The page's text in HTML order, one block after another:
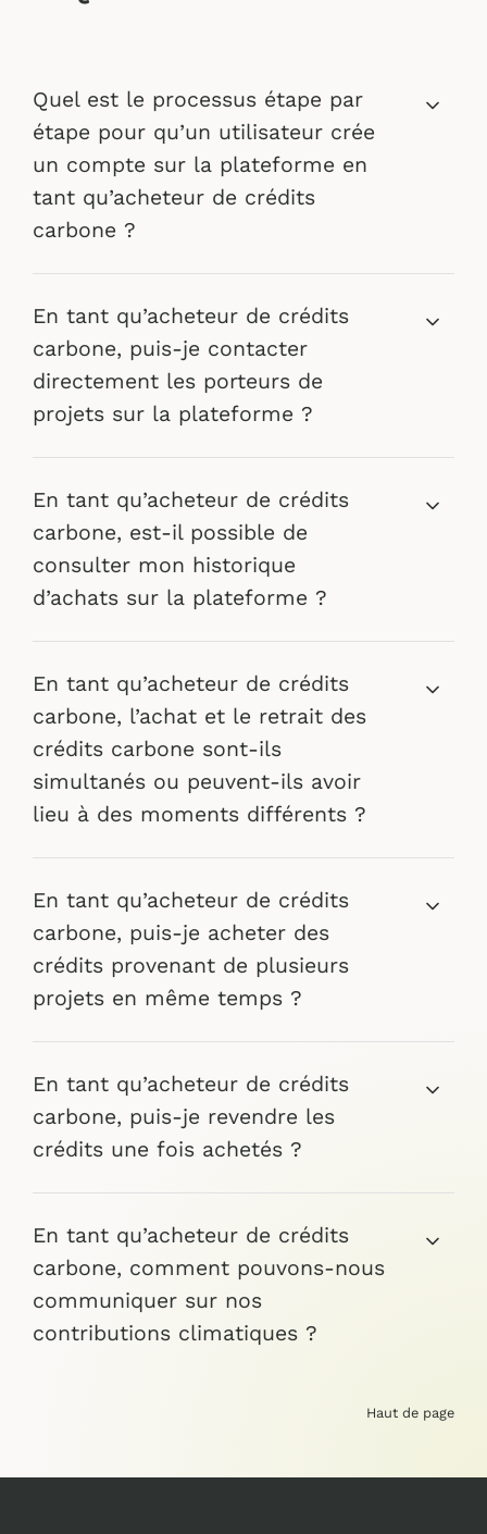
Quel est le processus étape par
étape pour qu’un utilisateur crée
un compte sur la plateforme en
tant qu’acheteur de crédits
carbone ?
En tant qu’acheteur de crédits
carbone, puis-je contacter
directement les porteurs de
projets sur la plateforme ?
En tant qu’acheteur de crédits
carbone, est-il possible de
consulter mon historique
d’achats sur la plateforme ?
En tant qu’acheteur de crédits
carbone, l’achat et le retrait des
crédits carbone sont-ils
simultanés ou peuvent-ils avoir
lieu à des moments différents ?
En tant qu’acheteur de crédits
carbone, puis-je acheter des
crédits provenant de plusieurs
projets en même temps ?
En tant qu’acheteur de crédits
carbone, puis-je revendre les
crédits une fois achetés ?
En tant qu’acheteur de crédits
carbone, comment pouvons-nous
communiquer sur nos
contributions climatiques ?
Haut de page